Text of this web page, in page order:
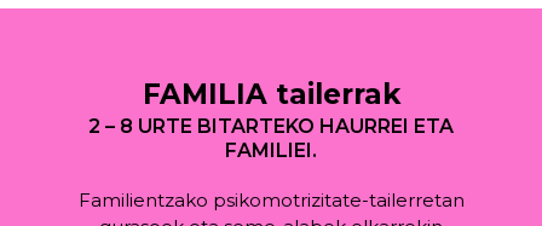
FAMILIA tailerrak
2 – 8 URTE BITARTEKO HAURREI ETA
FAMILIEI.
Familientzako psikomotrizitate-tailerretan